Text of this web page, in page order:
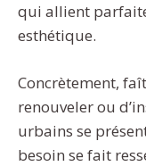
qui allient
esthétique.
Concrètement,
renouveler ou
urbains se
besoin se fait